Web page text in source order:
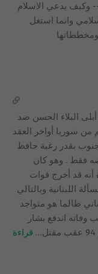
وكيف يدعي الاسلام
وانما استغل
ومخططاتها
قد أبلى البلاء الحسن ضد
من سوريا أواخر العقد
بقدر رغبة حافظ
فقط . وهو كان
أنه قد أخرج قوات
اللبنانية وبالتالي
طالما هو متواجد
اندفع بشار
… قراءة